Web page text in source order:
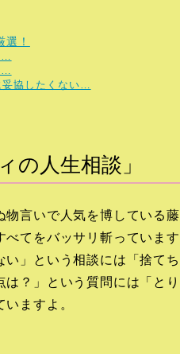
！
協したくない…
の人生相談」
物言いで人気を博している
てをバッサリ斬っていま
」という相談には「捨て
は？」という質問には「と
ますよ。